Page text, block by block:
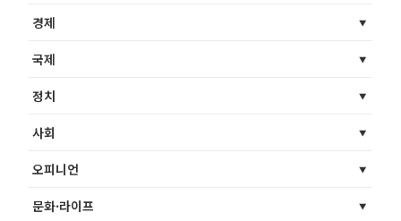
경제
국제
정치
사회
오피니언
문화·라이프